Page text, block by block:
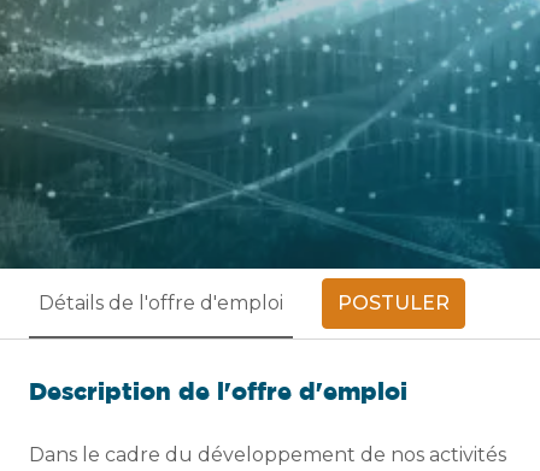
Détails de l'offre d'emploi POSTULER
Description de l'offre d'emploi
Dans le cadre du développement de nos activités